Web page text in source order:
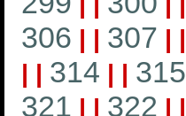
306 | | 307 | |
| | 314 | | 315
321 | | 322 | |